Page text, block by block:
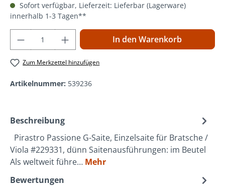
Sofort verfügbar, Lieferzeit: Lieferbar (Lagerware)
innerhalb 1-3 Tagen**
Produkt Anzahl: Gib den gewünschten
In den Warenkorb
Zum Merkzettel hinzufügen
Artikelnummer: 539236
Beschreibung
Pirastro Passione G-Saite, Einzelsaite für Bratsche /
Viola #229331, dünn Saitenausführungen: im Beutel
Als weltweit führe… Mehr
Bewertungen